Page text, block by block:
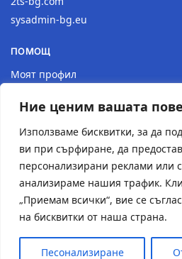
Ние ценим вашата
Използваме бисквитки, за да
ви при сърфиране, да
персонализирани реклами или
анализираме нашия трафик.
„Приемам всички“, вие се
на бисквитки от наша страна.
Песонализиране
sysadmin-bg.eu
ПОМОЩ
Моят профил
Връщане на продукт
Политика за поверителност
Местоположение
Контактна форма
Имейл: 2tsstudio1@gmail.com
Тел.: 0877 30 40 18